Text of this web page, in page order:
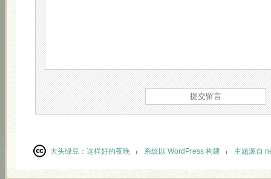
大头绿豆： 这样好的夜晚 系统以 WordPress 构建 主题源自